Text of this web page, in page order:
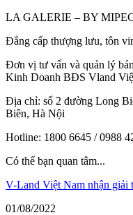
LA GALERIE – BY
Đẳng cấp thượng lưu, tôn
Đơn vị tư vấn và quản lý
Kinh Doanh BĐS Vland
Địa chỉ: số 2 đường Long
Biên, Hà Nội
Hotline: 1800 6645 / 0988
Có thể bạn quan tâm...
V-Land Việt Nam nhận giải
01/08/2022